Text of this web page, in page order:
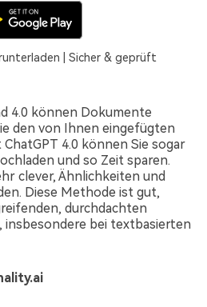
| Sicher & geprüft
4.0 können Dokumente
den von Ihnen eingefügten
4.0 können Sie sogar
und so Zeit sparen.
clever, Ähnlichkeiten und
Diese Methode ist gut,
durchdachten
insbesondere bei textbasierten